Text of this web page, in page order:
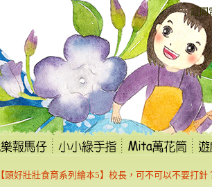
::: 訂閱
【頭好壯壯食育系列繪本5】校長，可不可以不要打針